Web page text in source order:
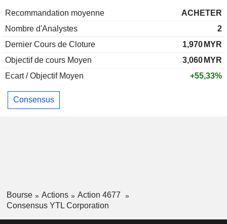
Recommandation moyenne
ACHETER
Nombre d'Analystes
2
Dernier Cours de Cloture
1,970 MYR
Objectif de cours Moyen
3,060 MYR
Ecart / Objectif Moyen
+55,33%
Consensus
Bourse Actions
Action 4677
Consensus YTL Corporation